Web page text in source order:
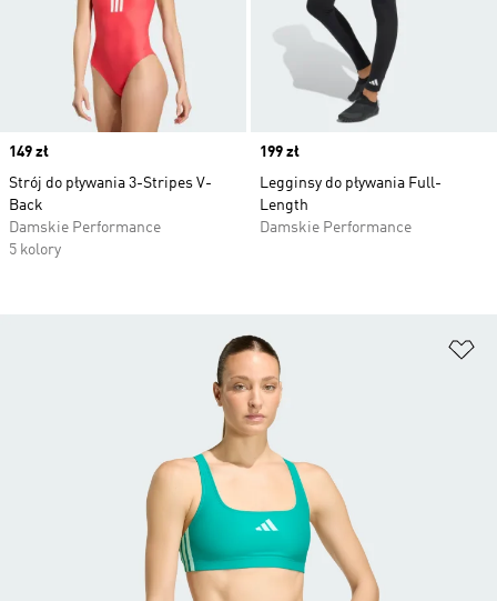
Price
149 zł
Strój do pływania 3-Stripes V-
Back
Damskie Performance
5 kolory
Price
199 zł
Legginsy do pływania Full-
Length
Damskie Performance